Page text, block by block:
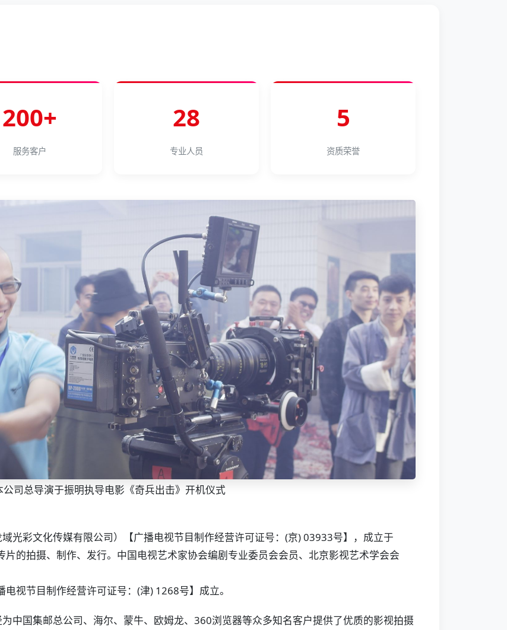
200+
服务客户
28
专业人员
5
资质荣誉
公司总导演于振明执导电影《奇兵出击》开机仪式
域光彩文化传媒有限公司）【广播电视节目制作经营许可证号：(京) 03933号】，成立于
的拍摄、制作、发行。中国电视艺术家协会编剧专业委员会会员、北京影视艺术学会会
电视节目制作经营许可证号：(津) 1268号】成立。
国集邮总公司、海尔、蒙牛、欧姆龙、360浏览器等众多知名客户提供了优质的影视拍摄